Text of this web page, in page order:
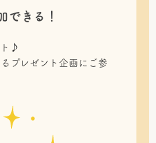
できる！
ト♪
プレゼント企画にご参